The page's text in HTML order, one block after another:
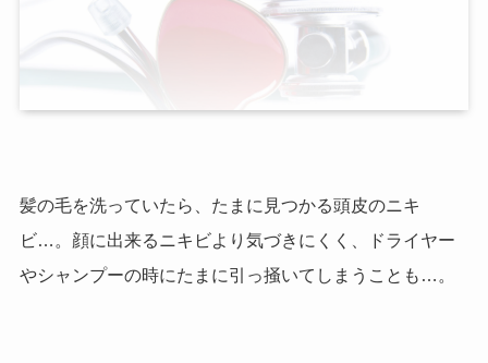
髪の毛を洗っていたら、たまに見つかる頭皮のニキ
ビ…。顔に出来るニキビより気づきにくく、ドライヤー
やシャンプーの時にたまに引っ掻いてしまうことも…。